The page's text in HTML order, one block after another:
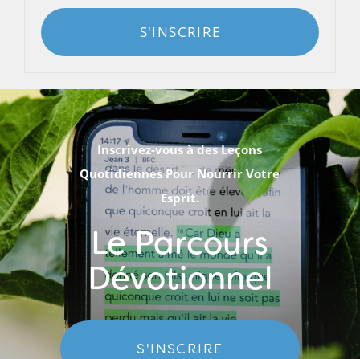
S'INSCRIRE
Inscrivez-vous à des Leçons
Quotidiennes Pour Nourrir Votre
Esprit.
Le Parcours
Dévotionnel
S'INSCRIRE